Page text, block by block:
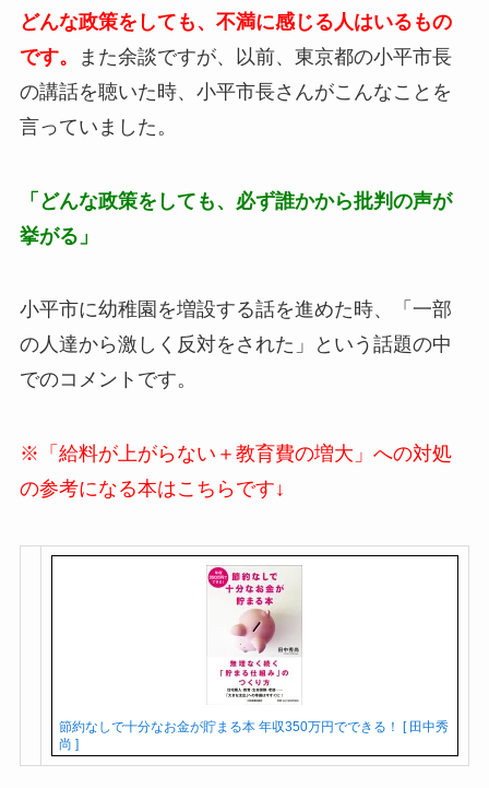
どんな政策をしても、不満に感じる人はいるもの
です。
また余談ですが、以前、東京都の小平市長
の講話を聴いた時、小平市長さんがこんなことを
言っていました。
「どんな政策をしても、必ず誰かから批判の声が
挙がる」
小平市に幼稚園を増設する話を進めた時、「一部
の人達から激しく反対をされた」という話題の中
でのコメントです。
※「給料が上がらない＋教育費の増大」への対処
の参考になる本はこちらです↓
節約なしで十分なお金が貯まる本 年収350万円でできる！ [ 田中秀
尚 ]